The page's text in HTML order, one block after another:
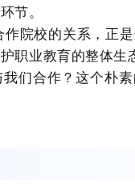
节。
院校的关系，正
职业教育的整体生
们合作？这个朴